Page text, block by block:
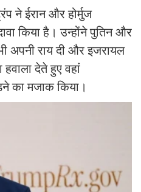
ने ईरान और होर्मुज
किया है। उन्होंने पुतिन और
अपनी राय दी और इजरायल
देते हुए वहां
का मजाक किया।